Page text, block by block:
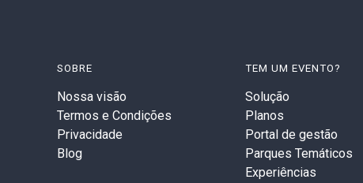
SOBRE
Nossa visão
Termos e Condições
Privacidade
Blog
TEM UM EVENTO?
Solução
Planos
Portal de gestão
Parques Temáticos
Experiências